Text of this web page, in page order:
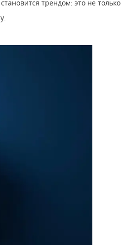
трендом: это не только